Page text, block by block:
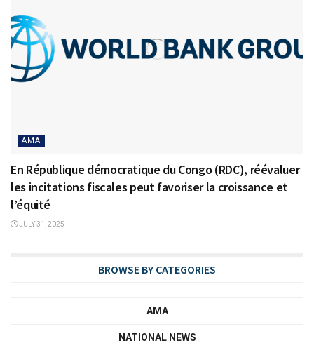
AMA
En République démocratique du Congo (RDC), réévaluer
les incitations fiscales peut favoriser la croissance et
l’équité
JULY 31, 2025
BROWSE BY CATEGORIES
AMA
NATIONAL NEWS